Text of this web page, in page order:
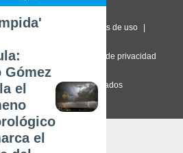
Términos de uso
Configuración de privacidad
Todos los derechos reservados
Gómez
el
el